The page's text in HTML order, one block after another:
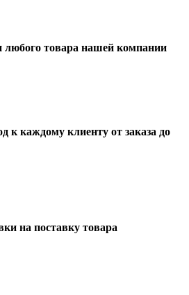
любого товара нашей компании
к каждому клиенту от заказа до
на поставку товара